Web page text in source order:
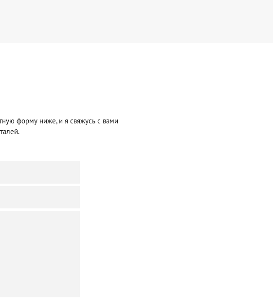
форму ниже, и я свяжусь с вами